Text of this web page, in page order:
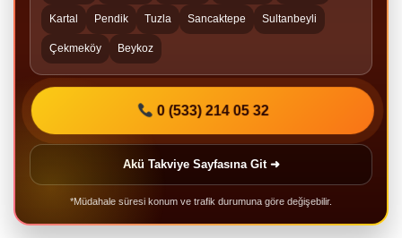
Kartal Pendik Tuzla Sancaktepe Sultanbeyli
Çekmeköy Beykoz
0 (533) 214 05 32
Akü Takviye Sayfasına Git ➜
*Müdahale süresi konum ve trafik durumuna göre değişebilir.